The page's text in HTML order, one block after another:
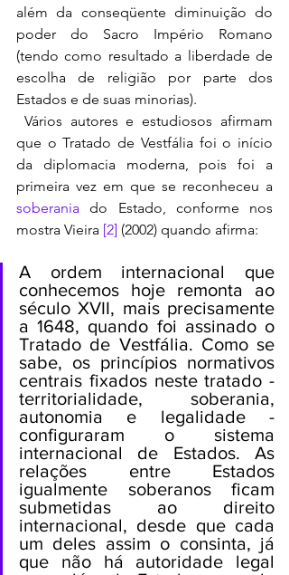
além da conseqüente diminuição do
poder do Sacro Império Romano
(tendo como resultado a liberdade de
escolha de religião por parte dos
Estados e de suas minorias).
que o Tratado de Vestfália foi o início
da diplomacia moderna, pois foi a
soberania do Estado, conforme nos
mostra Vieira [2] (2002) quando afirma:
A ordem internacional que
conhecemos hoje remonta ao
século XVII, mais precisamente
a 1648, quando foi assinado o
Tratado de Vestfália. Como se
sabe, os princípios normativos
centrais fixados neste tratado -
territorialidade, soberania,
autonomia e legalidade -
configuraram o sistema
internacional de Estados. As
relações entre Estados
igualmente soberanos ficam
submetidas ao direito
internacional, desde que cada
um deles assim o consinta, já
que não há autoridade legal